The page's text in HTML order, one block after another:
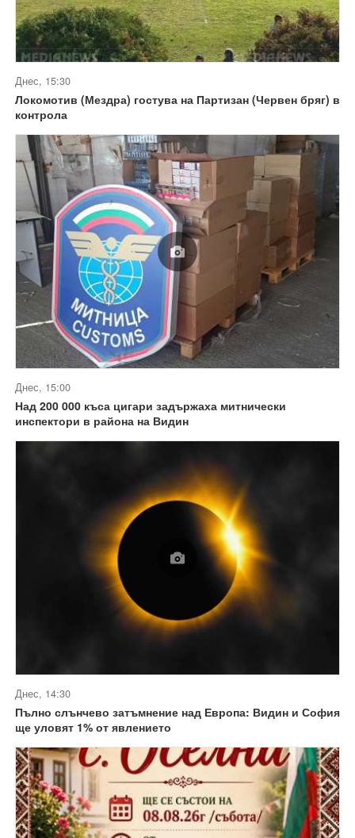
Днес, 15:30
Локомотив (Мездра) гостува на Партизан (Червен бряг) в
контрола
Днес, 15:00
Над 200 000 къса цигари задържаха митнически
инспектори в района на Видин
Днес, 14:30
Пълно слънчево затъмнение над Европа: Видин и София
ще уловят 1% от явлението